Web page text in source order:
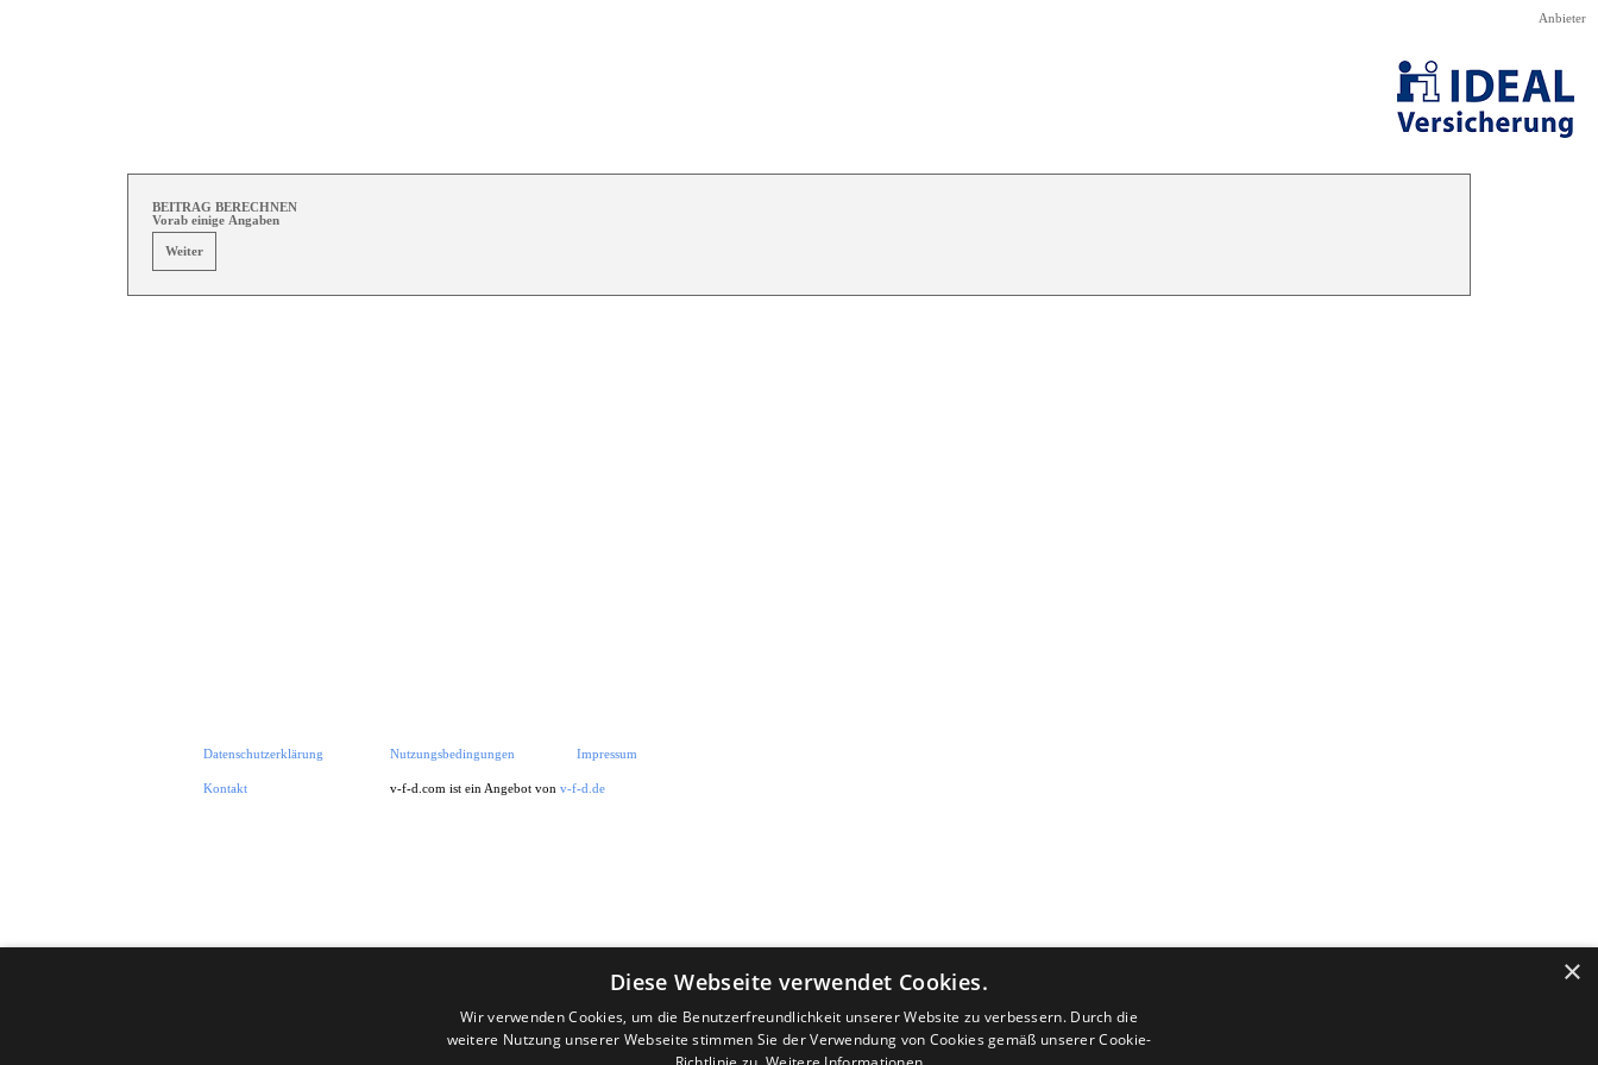
Anbieter
BEITRAG BERECHNEN
Vorab einige Angaben
Datenschutzerklärung Nutzungsbedingungen Impressum
Kontakt v-f-d.com ist ein Angebot von v-f-d.de
×
Diese Webseite verwendet Cookies.
Wir verwenden Cookies, um die Benutzerfreundlichkeit unserer Website zu verbessern. Durch die
weitere Nutzung unserer Webseite stimmen Sie der Verwendung von Cookies gemäß unserer Cookie-